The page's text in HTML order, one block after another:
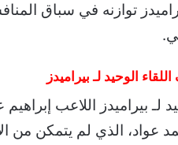
توازنه في سباق
الوحيد لـ بيراميدز
عواد، الذي لم يتمكن من